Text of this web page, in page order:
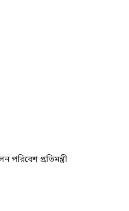
প্রতিমন্ত্রী